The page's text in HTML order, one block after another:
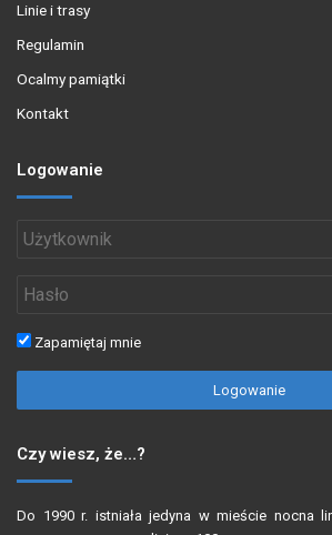
Linie i trasy
Regulamin
Ocalmy pamiątki
Kontakt
Logowanie
Zapamiętaj mnie
Logowanie
Czy wiesz, że…?
Do 1990 r. istniała jedyna w mieście nocna